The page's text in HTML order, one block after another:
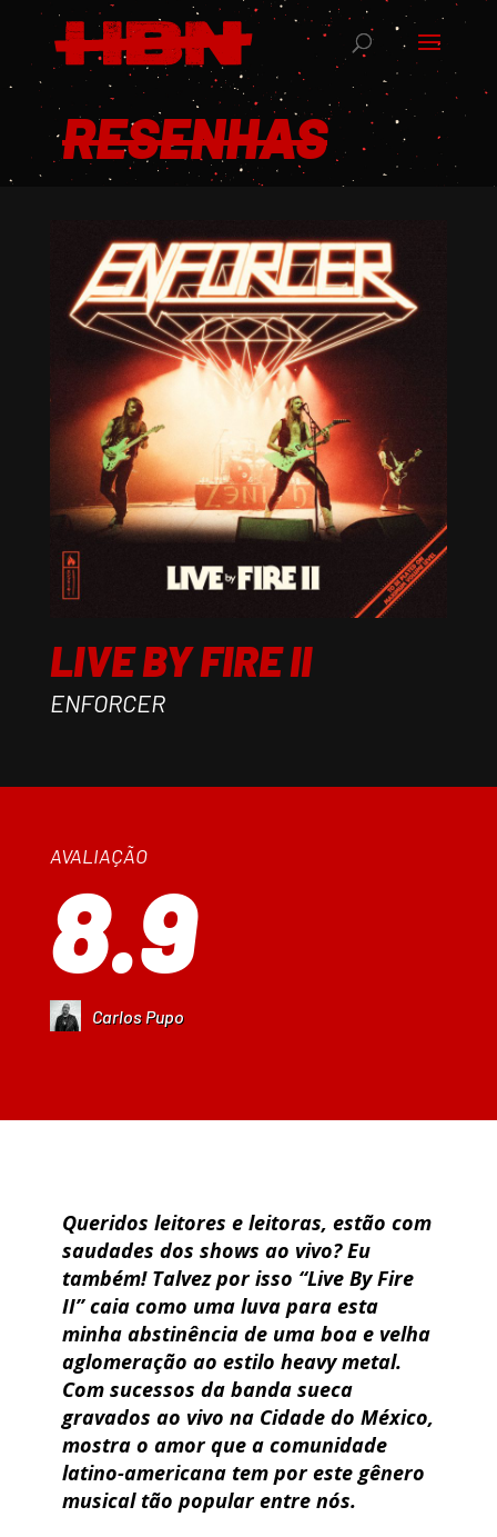
RESENHAS
LIVE BY FIRE II
ENFORCER
AVALIAÇÃO
8.9
Carlos Pupo
Queridos leitores e leitoras, estão com
saudades dos shows ao vivo? Eu
também! Talvez por isso “Live By Fire
II” caia como uma luva para esta
minha abstinência de uma boa e velha
aglomeração ao estilo heavy metal.
Com sucessos da banda sueca
gravados ao vivo na Cidade do México,
mostra o amor que a comunidade
latino-americana tem por este gênero
musical tão popular entre nós.